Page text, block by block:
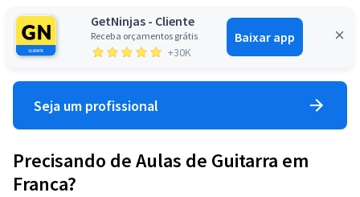
GetNinjas - Cliente
Receba orçamentos grátis
+30K
Baixar app
Entrar
Seja um profissional
Precisando de Aulas de Guitarra em
Franca?